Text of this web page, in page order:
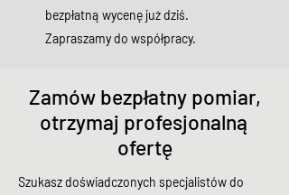
bezpłatną wycenę już dziś.
Zapraszamy do współpracy.
Zamów bezpłatny pomiar,
otrzymaj profesjonalną
ofertę
Szukasz doświadczonych specjalistów do